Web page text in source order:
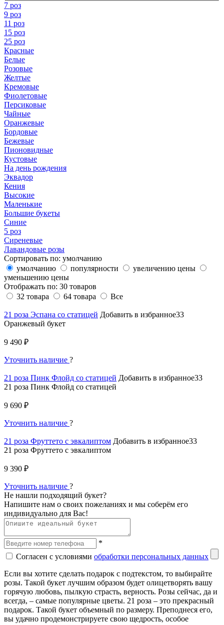
7 роз
9 роз
11 роз
15 роз
25 роз
Красные
Белые
Розовые
Желтые
Кремовые
Фиолетовые
Персиковые
Чайные
Оранжевые
Бордовые
Бежевые
Пионовидные
Кустовые
На день рождения
Эквадор
Кения
Высокие
Маленькие
Большие букеты
Синие
5 роз
Сиреневые
Лавандовые розы
Сортировать по: умолчанию
умолчанию
популярности
увеличению цены
уменьшению цены
Отображать по: 30 товаров
32 товара
64 товара Все
21 роза Эспана со статицей Добавить в избранное33
Оранжевый букет
9 490 ₽
Уточнить наличие ?
21 роза Пинк Флойд со статицей Добавить в избранное33
21 роза Пинк Флойд со статицей
9 690 ₽
Уточнить наличие ?
21 роза Фруттето с эвкалиптом Добавить в избранное33
21 роза Фруттето с эвкалиптом
9 390 ₽
Уточнить наличие ?
Не нашли подходящий букет?
Напишите нам о своих пожеланиях и мы соберём его
индивидуально для Вас!
*
Согласен с условиями обработки персональных данных
Если вы хотите сделать подарок с подтекстом, то выбирайте
розы. Такой букет лучшим образом будет олицетворять вашу
горячую любовь, пылкую страсть, верность. Розы сейчас, да и
всегда, – самые популярные цветы. 21 роза – это прекрасный
подарок. Такой букет объемный по размеру. Преподнеся его,
вы удачно продемонстрируете свою щедрость, особое